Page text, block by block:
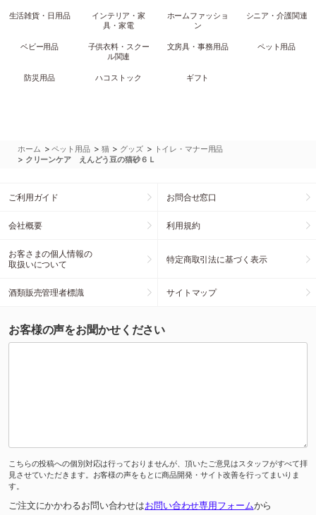
生活雑貨・日用品
インテリア・家
具・家電
ホームファッショ
ン
シニア・介護関連
ベビー用品
子供衣料・スクー
ル関連
文房具・事務用品 ペット用品
防災用品 ハコストック ギフト
ホーム >ペット用品 > 猫 > グッズ > トイレ・マナー用品
> クリーンケア えんどう豆の猫砂６Ｌ
ご利用ガイド お問合せ窓口
会社概要 利用規約
お客さまの個人情報の
取扱いについて
特定商取引法に基づく表示
酒類販売管理者標識 サイトマップ
お客様の声をお聞かせください
こちらの投稿への個別対応は行っておりませんが、頂いたご意見はスタッフがすべて拝
見させていただきます。お客様の声をもとに商品開発・サイト改善を行ってまいりま
す。
ご注文にかかわるお問い合わせはお問い合わせ専用フォームから